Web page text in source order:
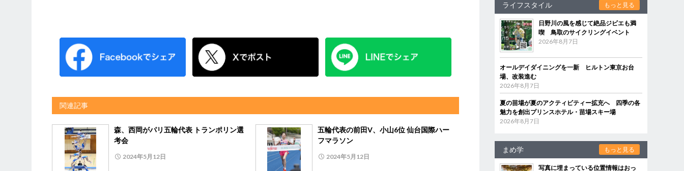
関連記事
森、西岡がパリ五輪代表 トランポリン選
考会
2024年5月12日
五輪代表の前田V、小山6位 仙台国際ハー
フマラソン
2024年5月12日
ライフスタイル もっと見る
日野川の風を感じて絶品ジビエも満
喫 鳥取のサイクリングイベント
2026年8月7日
オールデイダイニングを一新 ヒルトン東京お台
場、改装進む
2026年8月7日
夏の苗場が夏のアクティビティー拡充へ 四季の各
魅力を創出プリンスホテル・苗場スキー場
2026年8月7日
まめ学 もっと見る
写真に埋まっている位置情報はおっ